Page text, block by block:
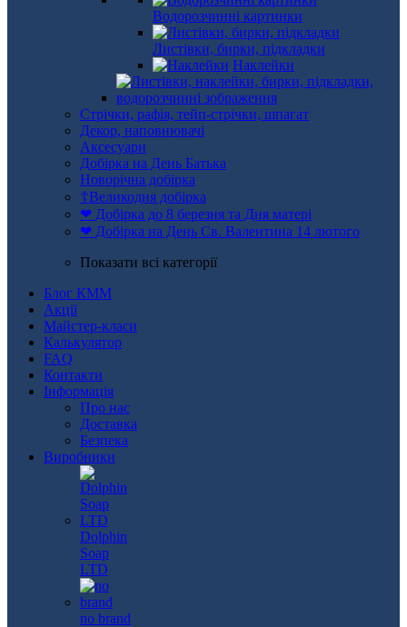
Водорозчинні картинки
Листівки, бирки, підкладки
Наклейки
Стрічки, рафія, тейп-стрічки, шпагат
Декор, наповнювачі
Аксесуари
Добірка на День Батька
Новорічна добірка
☦Великодня добірка
❤ Добірка до 8 березня та Дня матері
❤ Добірка на День Св. Валентина 14 лютого
Показати всі категорії
Блог КММ
Акції
Майстер-класи
Калькулятор
FAQ
Контакти
Інформація
Про нас
Доставка
Безпека
Виробники
Dolphin
Soap
LTD
no brand